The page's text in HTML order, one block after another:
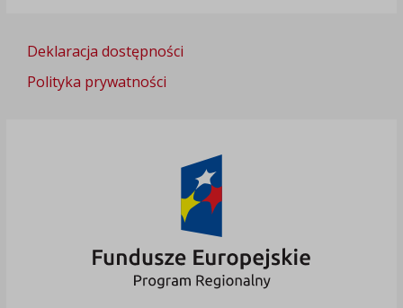
Deklaracja dostępności
Polityka prywatności